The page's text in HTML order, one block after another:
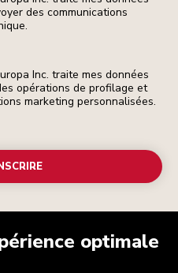
des communications
Inc. traite mes données
opérations de profilage et
marketing personnalisées.
optimale